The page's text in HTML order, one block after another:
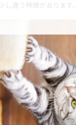
し違う特徴があります。